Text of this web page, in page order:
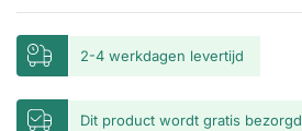
2-4 werkdagen levertijd
Dit product wordt gratis bezorgd